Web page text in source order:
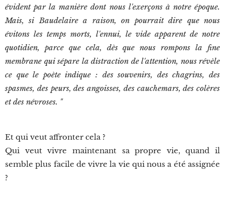
évident par la manière dont nous l'exerçons à notre époque.
Mais, si Baudelaire a raison, on pourrait dire que nous
évitons les temps morts, l'ennui, le vide apparent de notre
quotidien, parce que cela, dès que nous rompons la fine
membrane qui sépare la distraction de l'attention, nous révèle
ce que le poète indique : des souvenirs, des chagrins, des
spasmes, des peurs, des angoisses, des cauchemars, des colères
et des névroses. "
Et qui veut affronter cela ?
Qui veut vivre maintenant sa propre vie, quand il
semble plus facile de vivre la vie qui nous a été assignée
?